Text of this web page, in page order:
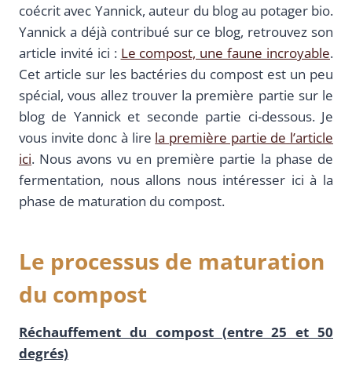
coécrit avec Yannick, auteur du blog au potager bio.
Yannick a déjà contribué sur ce blog, retrouvez son
article invité ici : Le compost, une faune incroyable.
Cet article sur les bactéries du compost est un peu
spécial, vous allez trouver la première partie sur le
blog de Yannick et seconde partie ci-dessous. Je
vous invite donc à lire la première partie de l’article
ici. Nous avons vu en première partie la phase de
fermentation, nous allons nous intéresser ici à la
phase de maturation du compost.
Le processus de maturation
du compost
Réchauffement du compost (entre 25 et 50
degrés)